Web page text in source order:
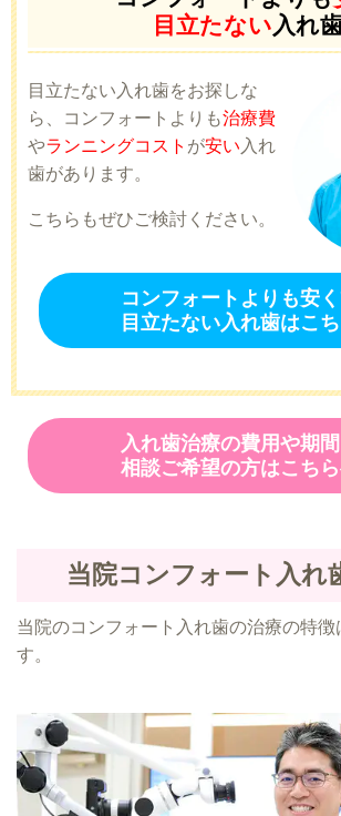
目立たない入れ
目立たない入れ歯をお探しな
ら、コンフォートよりも治療費
やランニングコスト が安い 入れ
歯があります。
こちらもぜひご検討ください。
コンフォートよりも安
目立たない入れ歯はこ
入れ歯治療の費用や期
相談ご希望の方はこち
当院コンフォート入れ
当院のコンフォート入れ歯の治療の特
す。